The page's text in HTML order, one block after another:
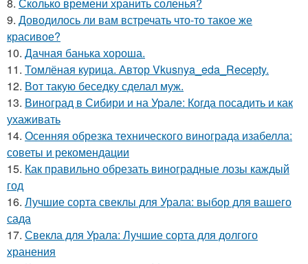
8. Сколько времени хранить соленья?
9. Доводилось ли вам встречать что-то такое же
красивое?
10. Дачная банька хороша.
11. Томлёная курица. Автор Vkusnya_eda_Recepty.
12. Вот такую беседку сделал муж.
13. Виноград в Сибири и на Урале: Когда посадить и как
ухаживать
14. Осенняя обрезка технического винограда изабелла:
советы и рекомендации
15. Как правильно обрезать виноградные лозы каждый
год
16. Лучшие сорта свеклы для Урала: выбор для вашего
сада
17. Свекла для Урала: Лучшие сорта для долгого
хранения